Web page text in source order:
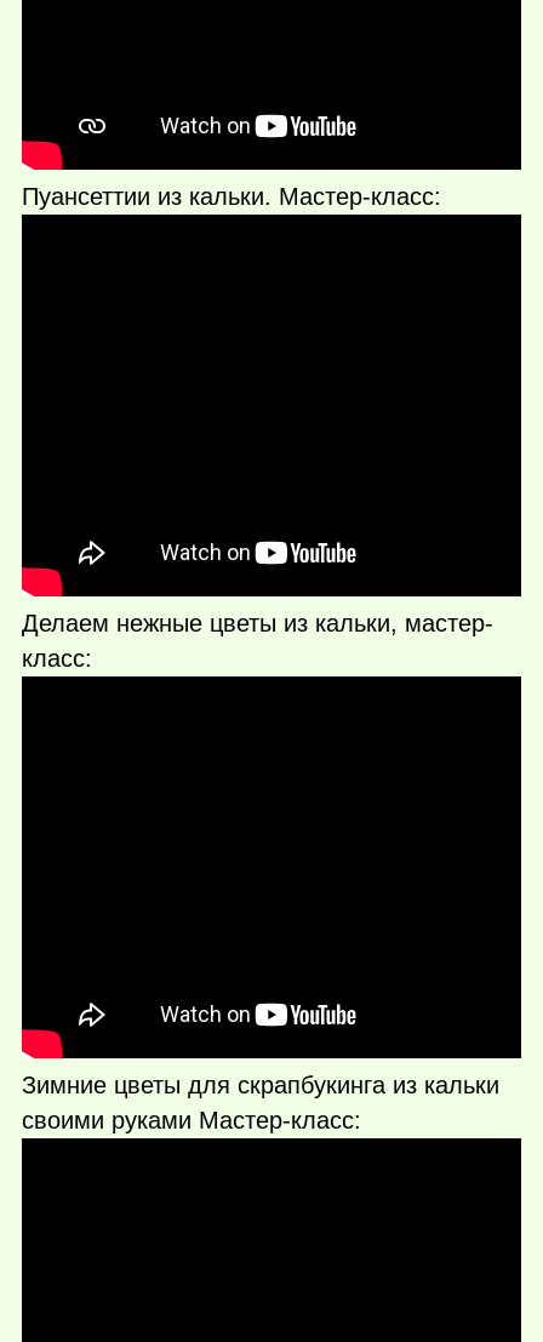
Пуансеттии из кальки. Мастер-класс:
Делаем нежные цветы из кальки, мастер-
класс:
Зимние цветы для скрапбукинга из кальки
своими руками Мастер-класс: